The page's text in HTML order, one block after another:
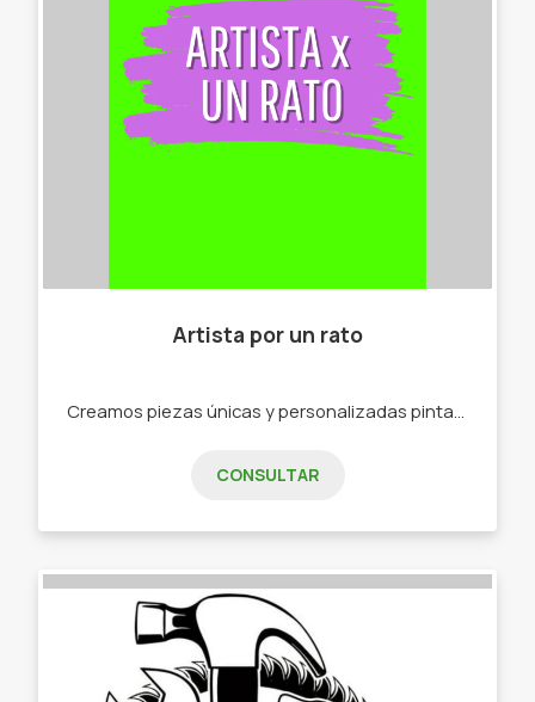
Artista por un rato
CONSULTAR